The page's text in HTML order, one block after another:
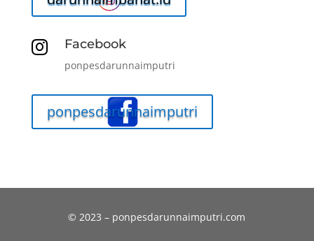
 Facebook
ponpesdarunnaimputri
ponpesdarunnaimputri
© 2023 – ponpesdarunnaimputri.com